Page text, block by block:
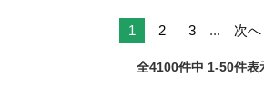
1 2 3 ... 次へ
全4100件中 1-50件表